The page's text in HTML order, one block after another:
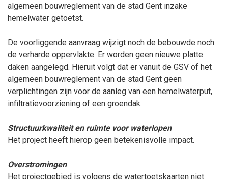
algemeen bouwreglement van de stad Gent inzake
hemelwater getoetst.
De voorliggende aanvraag wijzigt noch de bebouwde noch
de verharde oppervlakte. Er worden geen nieuwe platte
daken aangelegd. Hieruit volgt dat er vanuit de GSV of het
algemeen bouwreglement van de stad Gent geen
verplichtingen zijn voor de aanleg van een hemelwaterput,
infiltratievoorziening of een groendak.
Structuurkwaliteit en ruimte voor waterlopen
Het project heeft hierop geen betekenisvolle impact.
Overstromingen
Het projectgebied is volgens de watertoetskaarten niet